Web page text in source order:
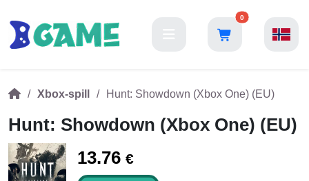
0
Xbox-spill Hunt: Showdown (Xbox One) (EU)
Hunt: Showdown (Xbox One) (EU)
13.76 €